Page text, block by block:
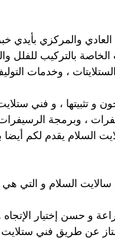
والمركزي بأيدي
بالتركيب للفلل
، وخدمات
تثبيتها ، و فني
، وبرمجة
السلام يقدم لكم
السلام و التي هي
و حسن إختيار
عن طريق فني ستلايت